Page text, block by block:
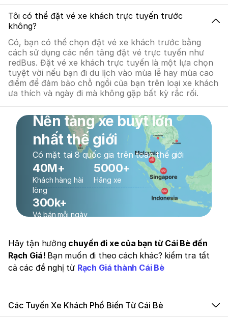
Tôi có thể đặt vé xe khách trực tuyến trước
không?
Có, bạn có thể chọn đặt vé xe khách trước bằng
cách sử dụng các nền tảng đặt vé trực tuyến như
redBus. Đặt vé xe khách trực tuyến là một lựa chọn
tuyệt vời nếu bạn đi du lịch vào mùa lễ hay mùa cao
điểm để đảm bảo chỗ ngồi của bạn trên loại xe khách
ưa thích và ngày đi mà không gặp bất kỳ rắc rối.
Nền tảng xe buýt lớn
nhất thế giới
Có mặt tại 8 quốc gia trên toàn thế giới
40M+
Khách hàng hài
lòng
5000+
Hãng xe
300k+
Vé bán mỗi ngày
Hãy tận hưởng chuyến đi xe của bạn từ Cái Bè đến
Rạch Giá! Bạn muốn đi theo cách khác? kiểm tra tất
cả các đề nghị từ Rạch Giá thành Cái Bè
Các Tuyến Xe Khách Phổ Biến Từ Cái Bè